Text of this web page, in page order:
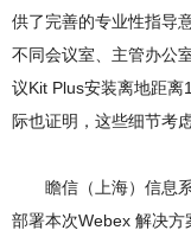
供了完善的专业性指导
不同会议室、主管办公
议Kit Plus安装离地距
际也证明，这些细节考
瞻信（上海）信息
部署本次Webex 解决